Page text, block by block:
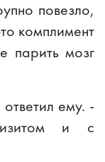
повезло,
комплимент
парить мозг
ему. -
и с